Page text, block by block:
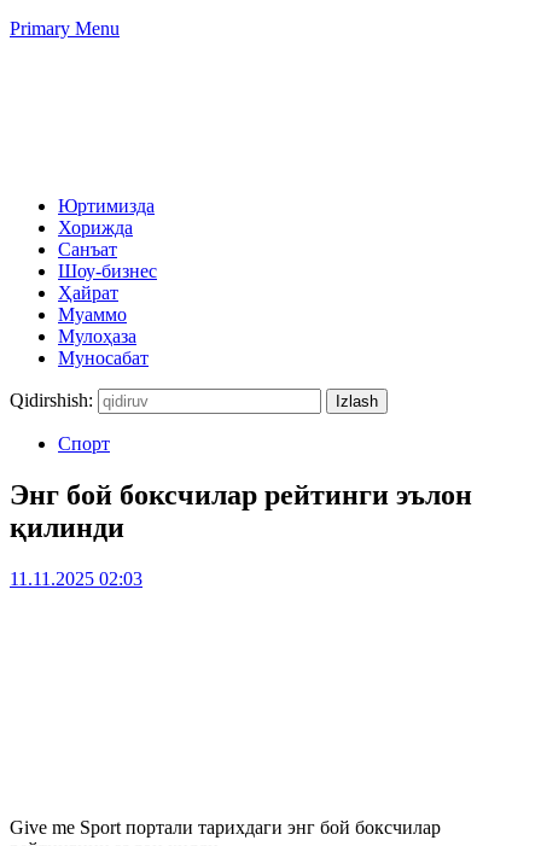
Primary Menu
Юртимизда
Хорижда
Санъат
Шоу-бизнес
Ҳайрат
Муаммо
Мулоҳаза
Муносабат
Qidirshish:
Спорт
Энг бой боксчилар рейтинги эълон
қилинди
11.11.2025 02:03
Give me Sport портали тарихдаги энг бой боксчилар